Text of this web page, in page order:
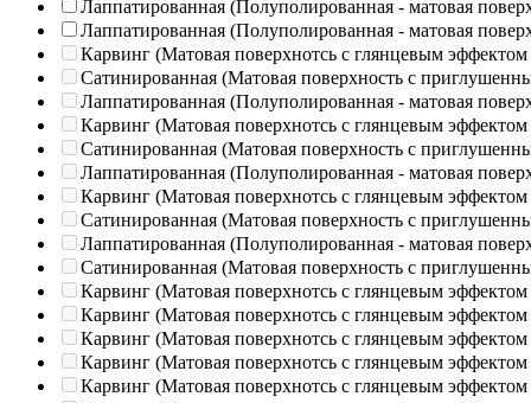
Лаппатированная (Полуполированная - матовая
Лаппатированная (Полуполированная - матовая
Карвинг (Матовая поверхнотсь с глянцевым эффектом
Сатинированная (Матовая поверхность с
Лаппатированная (Полуполированная - матовая
Карвинг (Матовая поверхнотсь с глянцевым эффектом
Сатинированная (Матовая поверхность с
Лаппатированная (Полуполированная - матовая
Карвинг (Матовая поверхнотсь с глянцевым эффектом
Сатинированная (Матовая поверхность с
Лаппатированная (Полуполированная - матовая
Сатинированная (Матовая поверхность с
Карвинг (Матовая поверхнотсь с глянцевым эффектом
Карвинг (Матовая поверхнотсь с глянцевым эффектом
Карвинг (Матовая поверхнотсь с глянцевым эффектом
Карвинг (Матовая поверхнотсь с глянцевым эффектом
Карвинг (Матовая поверхнотсь с глянцевым эффектом